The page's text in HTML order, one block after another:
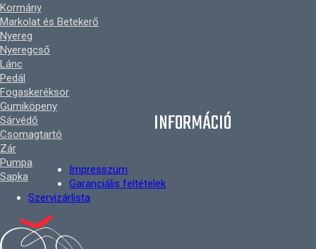
Kormány
Markolat és Betekerő
Nyereg
Nyeregcső
Lánc
Pedál
Fogaskeréksor
Gumiköpeny
Sárvédő
Csomagtartó
Zár
Pumpa
Sapka
INFORMÁCIÓ
Impresszum
Garanciális feltételek
Szervizárlista